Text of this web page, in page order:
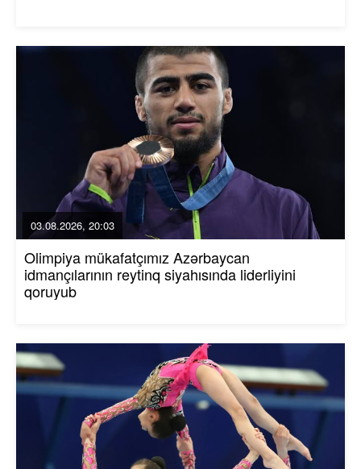
03.08.2026, 20:03
Olimpiya mükafatçımız Azərbaycan
idmançılarının reytinq siyahısında liderliyini
qoruyub